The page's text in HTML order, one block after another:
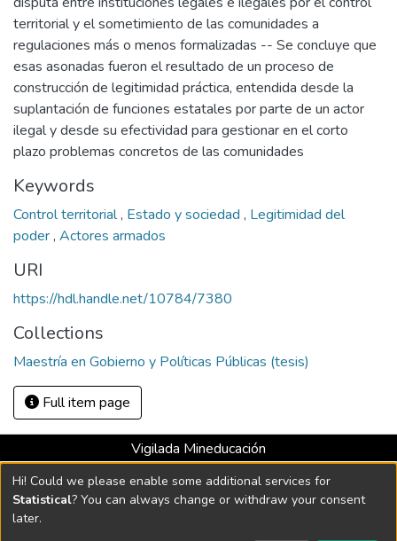
territorial y el sometimiento de las comunidades a
regulaciones más o menos formalizadas -- Se concluye que
esas asonadas fueron el resultado de un proceso de
construcción de legitimidad práctica, entendida desde la
suplantación de funciones estatales por parte de un actor
ilegal y desde su efectividad para gestionar en el corto
plazo problemas concretos de las comunidades
Keywords
Control territorial, Estado y sociedad , Legitimidad del
poder, Actores armados
URI
https://hdl.handle.net/10784/7380
Collections
Maestría en Gobierno y Políticas Públicas (tesis)
Full item page
Vigilada Mineducación
Universidad con Acreditación Institucional hasta 2026 -
Resolución MEN 2158 de 2018
Hi! Could we please enable some additional services for
Statistical? You can always change or withdraw your consent
later.